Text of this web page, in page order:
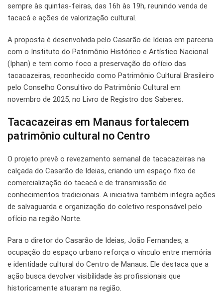
sempre às quintas-feiras, das 16h às 19h, reunindo venda de
tacacá e ações de valorização cultural.
A proposta é desenvolvida pelo Casarão de Ideias em parceria
com o Instituto do Patrimônio Histórico e Artístico Nacional
(Iphan) e tem como foco a preservação do ofício das
tacacazeiras, reconhecido como Patrimônio Cultural Brasileiro
pelo Conselho Consultivo do Patrimônio Cultural em
novembro de 2025, no Livro de Registro dos Saberes.
Tacacazeiras em Manaus fortalecem
patrimônio cultural no Centro
O projeto prevê o revezamento semanal de tacacazeiras na
calçada do Casarão de Ideias, criando um espaço fixo de
comercialização do tacacá e de transmissão de
conhecimentos tradicionais. A iniciativa também integra ações
de salvaguarda e organização do coletivo responsável pelo
ofício na região Norte.
Para o diretor do Casarão de Ideias, João Fernandes, a
ocupação do espaço urbano reforça o vínculo entre memória
e identidade cultural do Centro de Manaus. Ele destaca que a
ação busca devolver visibilidade às profissionais que
historicamente atuaram na região.